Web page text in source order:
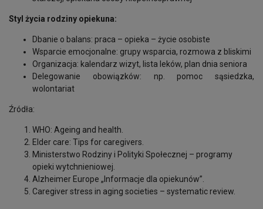
Styl życia rodziny opiekuna:
Dbanie o balans: praca – opieka – życie osobiste
Wsparcie emocjonalne: grupy wsparcia, rozmowa z bliskimi
Organizacja: kalendarz wizyt, lista leków, plan dnia seniora
Delegowanie obowiązków: np. pomoc sąsiedzka,
wolontariat
Źródła:
WHO: Ageing and health.
Elder care: Tips for caregivers.
Ministerstwo Rodziny i Polityki Społecznej – programy
opieki wytchnieniowej.
Alzheimer Europe „Informacje dla opiekunów”.
Caregiver stress in aging societies – systematic review.